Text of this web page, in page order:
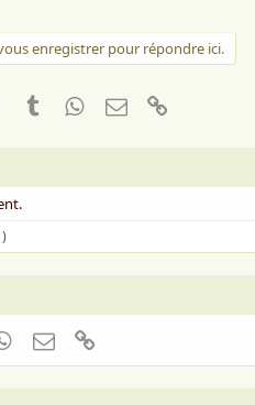
enregistrer pour répondre ici.
PinterestTumblrWhatsApp
Email
WhatsApp
Email